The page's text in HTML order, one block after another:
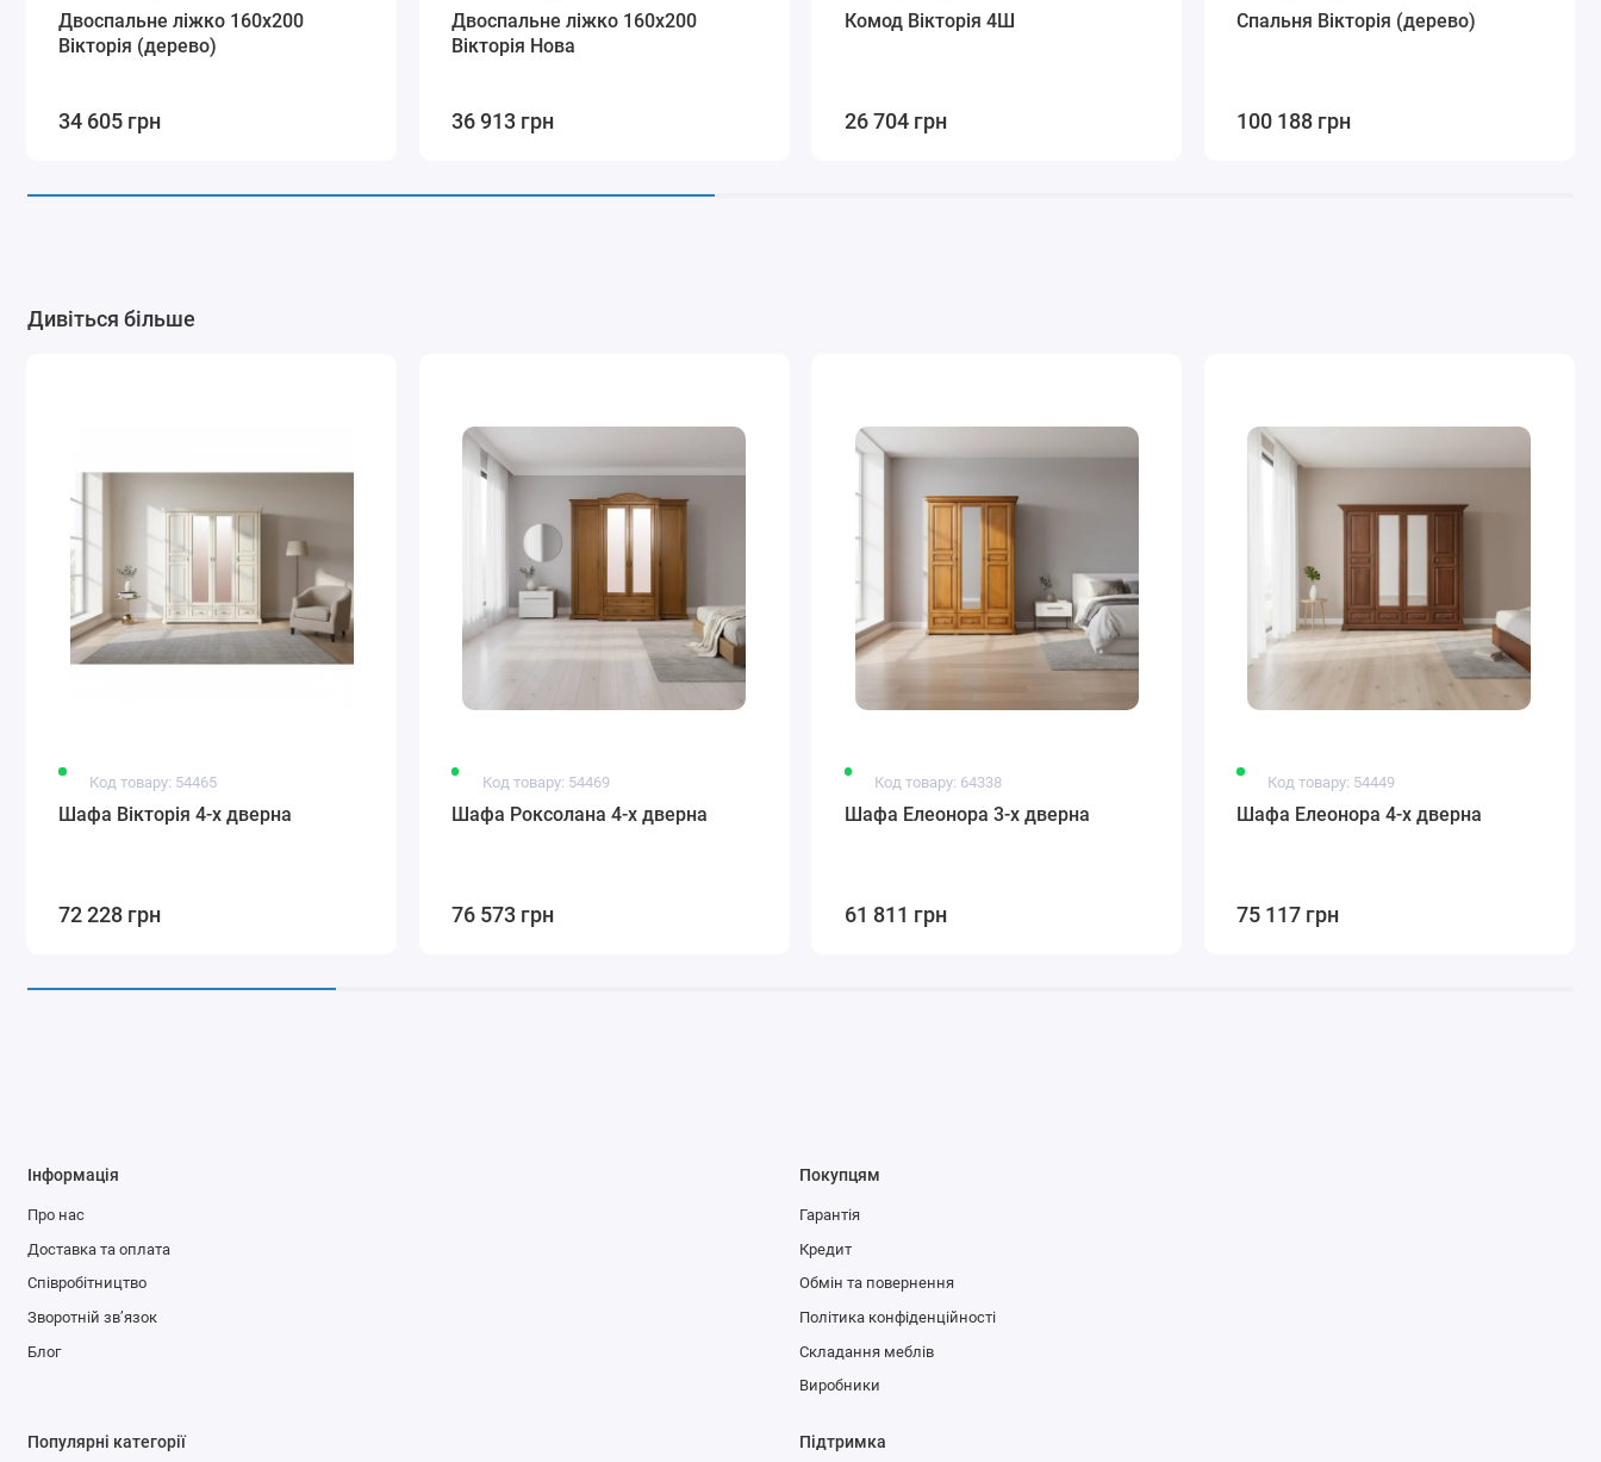
Двоспальне ліжко 160x200
Вікторія (дерево)
34 605 грн
Двоспальне ліжко 160x200
Вікторія Нова
36 913 грн
Комод Вікторія 4Ш
26 704 грн
Спальня Вікторія (дерево)
100 188 грн
Дивіться більше
Код товару: 54465
Шафа Вікторія 4-х дверна
72 228 грн
Код товару: 54469
Шафа Роксолана 4-х дверна
76 573 грн
Код товару: 64338
Шафа Елеонора 3-х дверна
61 811 грн
Код товару: 54449
Шафа Елеонора 4-х дверна
75 117 грн
Інформація
Про нас
Доставка та оплата
Співробітництво
Зворотній зв’язок
Блог
Покупцям
Гарантія
Кредит
Обмін та повернення
Політика конфіденційності
Складання меблів
Виробники
Популярні категорії Підтримка